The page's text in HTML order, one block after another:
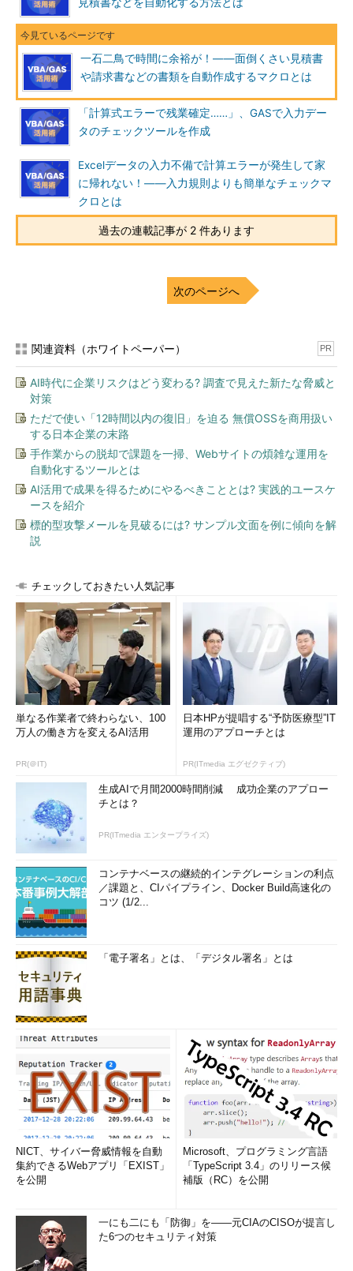
一石二鳥で時間に余裕が！――面倒くさい見積書
や請求書などの書類を自動作成するマクロとは
「計算式エラーで残業確定……」、GASで入力デー
タのチェックツールを作成
Excelデータの入力不備で計算エラーが発生して家
に帰れない！――入力規則よりも簡単なチェックマ
クロとは
過去の連載記事が 2 件あります
次のページへ
関連資料（ホワイトペーパー） PR
AI時代に企業リスクはどう変わる? 調査で見えた新たな脅威と
対策
ただで使い「12時間以内の復旧」を迫る 無償OSSを商用扱い
する日本企業の末路
手作業からの脱却で課題を一掃、Webサイトの煩雑な運用を
自動化するツールとは
AI活用で成果を得るためにやるべきこととは? 実践的ユースケ
ースを紹介
標的型攻撃メールを見破るには? サンプル文面を例に傾向を解
説
チェックしておきたい人気記事
単なる作業者で終わらない、100
万人の働き方を変えるAI活用
PR(＠IT)
日本HPが提唱する“予防医療型”IT
運用のアプローチとは
PR(ITmedia エグゼクティブ)
生成AIで月間2000時間削減 成功企業のアプロー
チとは？
PR(ITmedia エンタープライズ)
コンテナベースの継続的インテグレーションの利点
／課題と、CIパイプライン、Docker Build高速化の
コツ (1/2...
「電子署名」とは、「デジタル署名」とは
NICT、サイバー脅威情報を自動
集約できるWebアプリ「EXIST」
を公開
Microsoft、プログラミング言語
「TypeScript 3.4」のリリース候
補版（RC）を公開
一にも二にも「防御」を――元CIAのCISOが提言し
た6つのセキュリティ対策